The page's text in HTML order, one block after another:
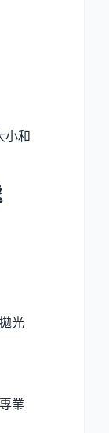
小和
光
業